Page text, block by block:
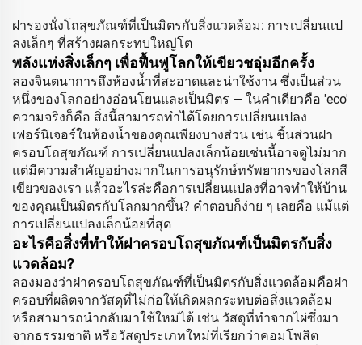
ฝารองนั่งโถสุขภัณฑ์ที่เป็นมิตรกับสิ่งแวดล้อม: การเปลี่ยนแป
ลงเล็กๆ ที่สร้างผลกระทบใหญ่โต
พลังแห่งสิ่งเล็กๆ เพื่อฟื้นฟูโลกให้เขียวชอุ่มอีกครั้ง
ลองจินตนาการถึงห้องน้ำที่สะอาดและน่าใช้งาน ซึ่งเป็นส่วน
หนึ่งของโลกอย่างอ่อนโยนและเป็นมิตร — ในคำเดียวคือ 'eco'
ความจริงก็คือ สิ่งนี้สามารถทำได้โดยการเปลี่ยนแปลง
เฟอร์นิเจอร์ในห้องน้ำของคุณเพียงบางส่วน เช่น ชิ้นส่วนฝา
ครอบโถสุขภัณฑ์ การเปลี่ยนแปลงเล็กน้อยเช่นนี้อาจดูไม่มาก
แต่มีความสำคัญอย่างมากในการอนุรักษ์ทรัพยากรของโลกสี
เขียวของเรา แล้วอะไรล่ะคือการเปลี่ยนแปลงที่อาจทำให้บ้าน
ของคุณเป็นมิตรกับโลกมากขึ้น? คำตอบก็ง่าย ๆ เลยคือ แม้แต่
การเปลี่ยนแปลงเล็กน้อยที่สุด
อะไรคือสิ่งที่ทำให้ฝาครอบโถสุขภัณฑ์เป็นมิตรกับสิ่ง
แวดล้อม?
ลองมองว่าฝาครอบโถสุขภัณฑ์ที่เป็นมิตรกับสิ่งแวดล้อมคือฝา
ครอบที่ผลิตจากวัสดุที่ไม่ก่อให้เกิดผลกระทบต่อสิ่งแวดล้อม
หรือสามารถนำกลับมาใช้ใหม่ได้ เช่น วัสดุที่ทำจากไผ่ซึ่งมา
จากธรรมชาติ หรือวัสดุประเภทใหม่ที่เรียกว่าคอมโพสิต